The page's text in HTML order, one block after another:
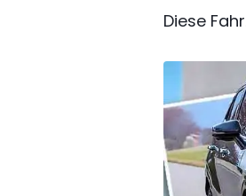
Diese